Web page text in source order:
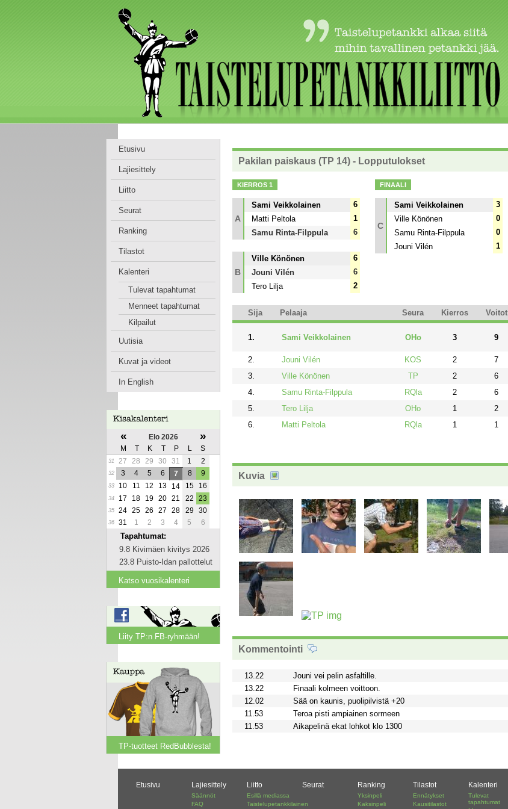
Etusivu
Lajiesittely
Liitto
Seurat
Ranking
Tilastot
Kalenteri
Tulevat tapahtumat
Menneet tapahtumat
Kilpailut
Uutisia
Kuvat ja videot
In English
« Elo 2026 »
M T K T P L S
31 27 28 29 30 31 1 2
32 3 4 5 6 7 8 9
33 10 11 12 13 14 15 16
34 17 18 19 20 21 22 23
35 24 25 26 27 28 29 30
36 31 1 2 3 4 5 6
Tapahtumat:
9.8 Kivimäen kivitys 2026
23.8 Puisto-Idan pallottelut
Katso vuosikalenteri
Liity TP:n FB-ryhmään!
TP-tuotteet RedBubblesta!
Pakilan paiskaus (TP 14) - Lopputulokset
KIERROS 1
A
Sami Veikkolainen
6
Matti Peltola
1
Samu Rinta-Filppula
6
B
Ville Könönen
6
Jouni Vilén
6
Tero Lilja
2
FINAALI
C
Sami Veikkolainen
3
Ville Könönen
0
Samu Rinta-Filppula
0
Jouni Vilén
1
Sija Pelaaja Seura Kierros Voitot
1. Sami Veikkolainen OHo 3 9
2. Jouni Vilén KOS 2 7
3.
Ville Könönen TP 2 6
4.
Samu Rinta-Filppula RQla 2 6
5.
Tero Lilja OHo 1 2
6.
Matti Peltola RQla 1 1
Kuvia
Kommentointi
13.22
Jouni vei pelin asfaltille.
13.22
Finaali kolmeen voittoon.
12.02
Sää on kaunis, puolipilvistä +20
11.53
Teroa pisti ampiainen sormeen
11.53
Aikapelinä ekat lohkot klo 1300
Etusivu Lajiesittely
Säännöt
FAQ
Liitto
Esillä mediassa
Taistelupetankkilainen
Seurat Ranking
Yksinpeli
Kaksinpeli
Tilastot
Ennätykset
Kausitilastot
Kalenteri
Tulevat
tapahtumat